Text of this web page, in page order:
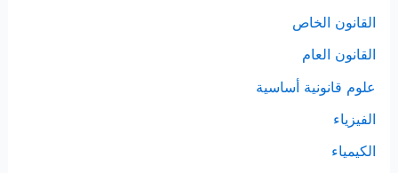
القانون الخاص
القانون العام
علوم قانونية أساسية
الفيزياء
الكيمياء